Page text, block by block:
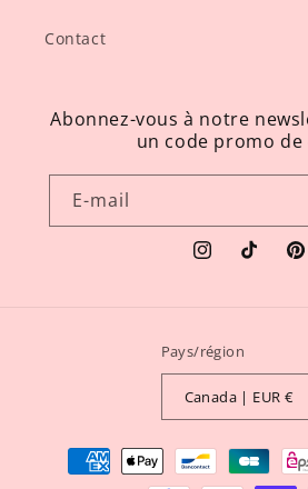
Contact
Abonnez-vous à notre
un code promo de
E-mail
InstagramTikTok
Pays/région
Canada | EUR €
Moyens